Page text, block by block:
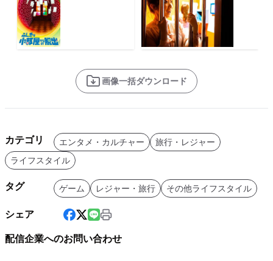
画像一括ダウンロード
カテゴリ エンタメ・カルチャー
旅行・レジャー
ライフスタイル
タグ ゲーム レジャー・旅行 その他ライフスタイル
シェア
配信企業へのお問い合わせ